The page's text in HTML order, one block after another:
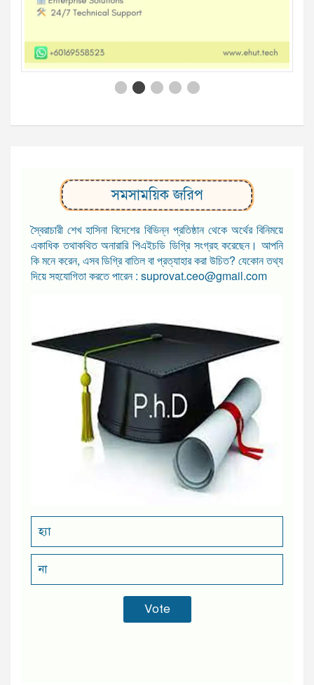
সমসাময়িক জরিপ
স্বৈরাচারী শেখ হাসিনা বিদেশের বিভিন্ন প্রতিষ্ঠান থেকে অর্থের বিনিময়ে
একাধিক তথাকথিত অনারারি পিএইচডি ডিগ্রি সংগ্রহ করেছেন। আপনি
কি মনে করেন, এসব ডিগ্রি বাতিল বা প্রত্যাহার করা উচিত? যেকোন তথ্য
দিয়ে সহযোগিতা করতে পারেন : suprovat.ceo@gmail.com
হ্যা
না